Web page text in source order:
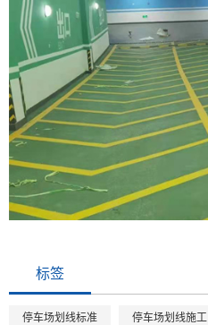
标签
停车场划线标准 停车场划线施工